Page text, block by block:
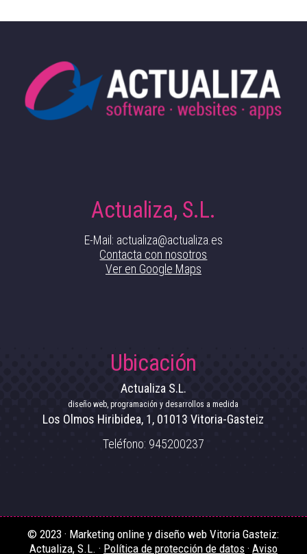
Actualiza, S.L.
E-Mail: actualiza@actualiza.es
Contacta con nosotros
Ver en Google Maps
Ubicación
Actualiza S.L.
diseño web, programación y desarrollos a medida
Los Olmos Hiribidea, 1, 01013 Vitoria-Gasteiz
Teléfono: 945200237
© 2023 · Marketing online y diseño web Vitoria Gasteiz:
Actualiza, S.L. · Política de protección de datos· Aviso